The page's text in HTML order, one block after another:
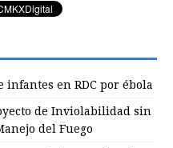
en RDC por ébola
de Inviolabilidad sin
del Fuego